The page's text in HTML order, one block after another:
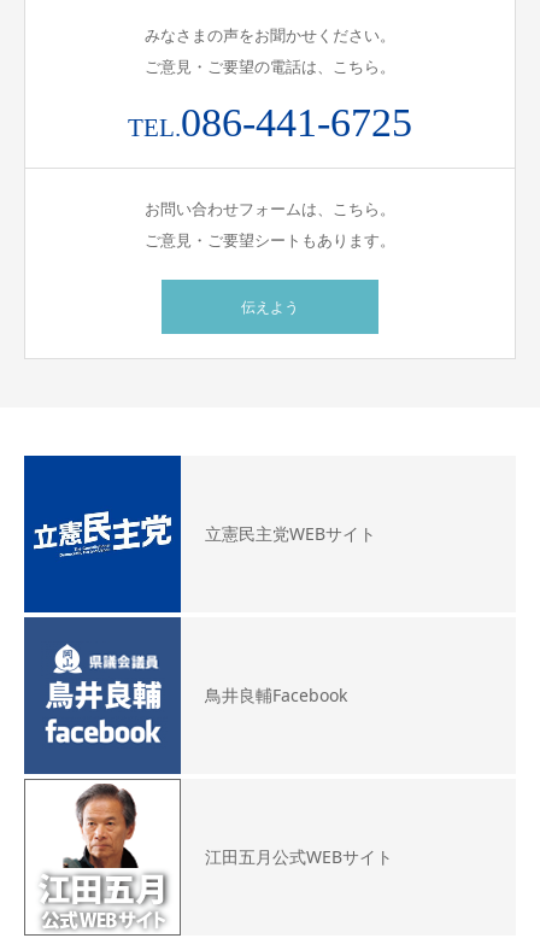
みなさまの声をお聞かせください。
ご意見・ご要望の電話は、こちら。
TEL.086-441-6725
お問い合わせフォームは、こちら。
ご意見・ご要望シートもあります。
伝えよう
立憲民主党WEBサイト
鳥井良輔Facebook
江田五月公式WEBサイト